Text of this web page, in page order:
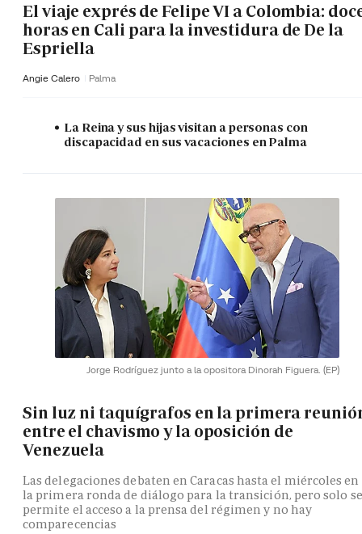
El viaje exprés de Felipe VI a Colombia:
horas en Cali para la investidura de De la
Espriella
Angie Calero Palma
La Reina y sus hijas visitan a personas con
discapacidad en sus vacaciones en Palma
Jorge Rodríguez junto a la opositora Dinorah Figuera. (EP)
Sin luz ni taquígrafos en la primera
entre el chavismo y la oposición de
Venezuela
Las delegaciones debaten en Caracas hasta el miércoles en
la primera ronda de diálogo para la transición, pero solo se
permite el acceso a la prensa del régimen y no hay
comparecencias